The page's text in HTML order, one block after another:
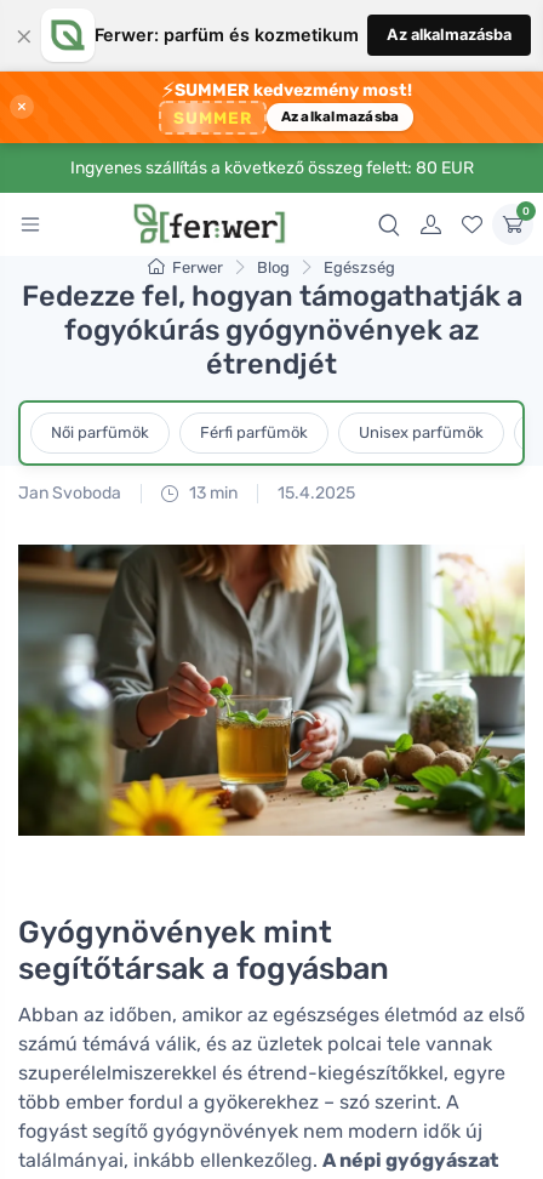
× Ferwer: parfüm és kozmetikum Az alkalmazásba
×
⚡SUMMER kedvezmény most!
SUMMER Az alkalmazásba
Ingyenes szállítás a következő összeg felett: 80 EUR
0
Ferwer Blog Egészség
Fedezze fel, hogyan támogathatják a
fogyókúrás gyógynövények az
étrendjét
Női parfümök Férfi parfümök Unisex parfümök
Jan Svoboda 13 min 15.4.2025
Gyógynövények mint
segítőtársak a fogyásban
Abban az időben, amikor az egészséges életmód az első
számú témává válik, és az üzletek polcai tele vannak
szuperélelmiszerekkel és étrend-kiegészítőkkel, egyre
több ember fordul a gyökerekhez – szó szerint. A
fogyást segítő gyógynövények nem modern idők új
találmányai, inkább ellenkezőleg. A népi gyógyászat